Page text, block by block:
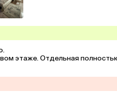
этаже. Отдельная